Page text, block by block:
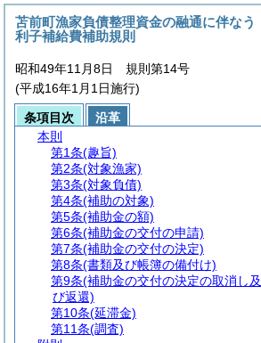
苫前町漁家負債整理資金の融通に伴なう
利子補給費補助規則
昭和49年11月8日 規則第14号
(平成16年1月1日施行)
条項目次
沿革
本則
第1条(趣旨)
第2条(対象漁家)
第3条(対象負債)
第4条(補助の対象)
第5条(補助金の額)
第6条(補助金の交付の申請)
第7条(補助金の交付の決定)
第8条(書類及び帳簿の備付け)
第9条(補助金の交付の決定の取消し及
び返還)
第10条(延滞金)
第11条(調査)